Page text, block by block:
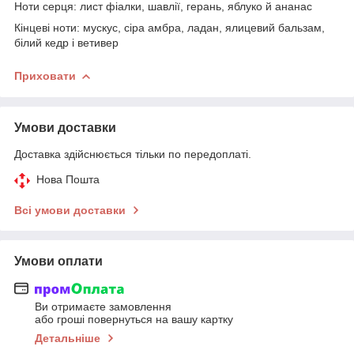
Ноти серця: лист фіалки, шавлії, герань, яблуко й ананас
Кінцеві ноти: мускус, сіра амбра, ладан, ялицевий бальзам,
білий кедр і ветивер
Приховати
Умови доставки
Доставка здійснюється тільки по передоплаті.
Нова Пошта
Всі умови доставки
Умови оплати
Ви отримаєте замовлення
або гроші повернуться на вашу картку
Детальніше